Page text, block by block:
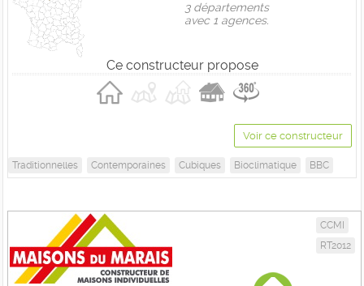
3 départements
avec 1 agences.
Ce constructeur propose
Voir ce constructeur
Traditionnelles Contemporaines Cubiques Bioclimatique BBC
CCMI
RT2012